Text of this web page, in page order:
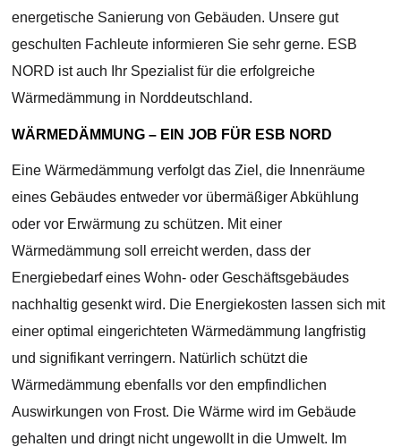
energetische Sanierung von Gebäuden. Unsere gut
geschulten Fachleute informieren Sie sehr gerne. ESB
NORD ist auch Ihr Spezialist für die erfolgreiche
Wärmedämmung in Norddeutschland.
WÄRMEDÄMMUNG – EIN JOB FÜR ESB NORD
Eine Wärmedämmung verfolgt das Ziel, die Innenräume
eines Gebäudes entweder vor übermäßiger Abkühlung
oder vor Erwärmung zu schützen. Mit einer
Wärmedämmung soll erreicht werden, dass der
Energiebedarf eines Wohn- oder Geschäftsgebäudes
nachhaltig gesenkt wird. Die Energiekosten lassen sich mit
einer optimal eingerichteten Wärmedämmung langfristig
und signifikant verringern. Natürlich schützt die
Wärmedämmung ebenfalls vor den empfindlichen
Auswirkungen von Frost. Die Wärme wird im Gebäude
gehalten und dringt nicht ungewollt in die Umwelt. Im